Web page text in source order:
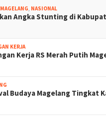
MAGELANG, NASIONAL
Angka Stunting di
KERJA
Kerja RS Merah Putih
Budaya Magelang Tingkat